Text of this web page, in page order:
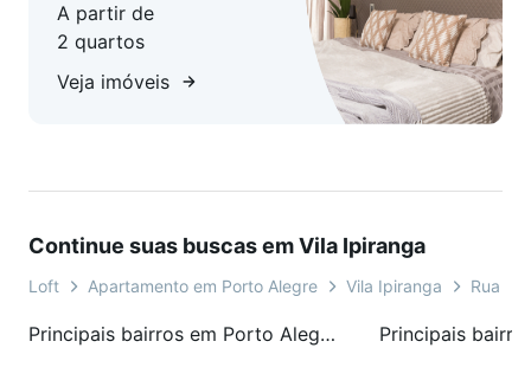
A partir de
2 quartos
Veja imóveis
Continue suas buscas em Vila Ipiranga
Loft Apartamento em Porto Alegre Vila Ipiranga Rua
Principais bairros em Porto Alegre, RS